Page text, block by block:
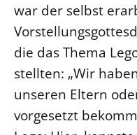
war der selbst
die das Thema
stellten: „Wir
unseren Eltern
vorgesetzt